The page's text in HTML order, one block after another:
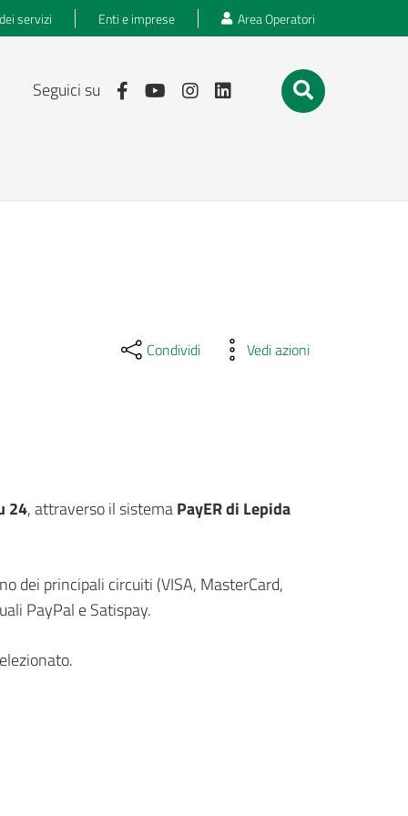
servizi Enti e imprese Area Operatori
Seguici su
Condividi Vedi azioni
24, attraverso il sistemaPayER di Lepida
dei principali circuiti (VISA, MasterCard,
PayPal e Satispay.